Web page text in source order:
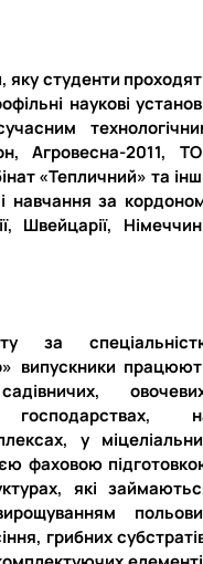
яку студенти
наукові
Агровесна-2011,
«Тепличний» та
навчання за
Швейцарії,
за
випускники
господарствах,
у
фаховою
які
грибних